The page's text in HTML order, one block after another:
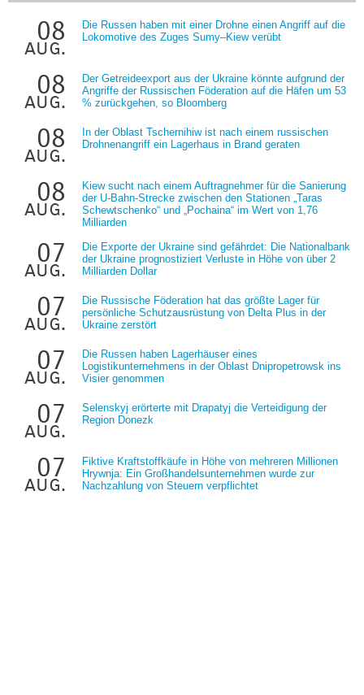
08
aug.
Die Russen haben mit einer Drohne einen Angriff auf die
Lokomotive des Zuges Sumy–Kiew verübt
08
aug.
Der Getreideexport aus der Ukraine könnte aufgrund der
Angriffe der Russischen Föderation auf die Häfen um 53
% zurückgehen, so Bloomberg
08
aug.
In der Oblast Tschernihiw ist nach einem russischen
Drohnenangriff ein Lagerhaus in Brand geraten
08
aug.
Kiew sucht nach einem Auftragnehmer für die Sanierung
der U-Bahn-Strecke zwischen den Stationen „Taras
Schewtschenko“ und „Pochaina“ im Wert von 1,76
Milliarden
07
aug.
Die Exporte der Ukraine sind gefährdet: Die Nationalbank
der Ukraine prognostiziert Verluste in Höhe von über 2
Milliarden Dollar
07
aug.
Die Russische Föderation hat das größte Lager für
persönliche Schutzausrüstung von Delta Plus in der
Ukraine zerstört
07
aug.
Die Russen haben Lagerhäuser eines
Logistikunternehmens in der Oblast Dnipropetrowsk ins
Visier genommen
07
aug.
Selenskyj erörterte mit Drapatyj die Verteidigung der
Region Donezk
07
aug.
Fiktive Kraftstoffkäufe in Höhe von mehreren Millionen
Hrywnja: Ein Großhandelsunternehmen wurde zur
Nachzahlung von Steuern verpflichtet